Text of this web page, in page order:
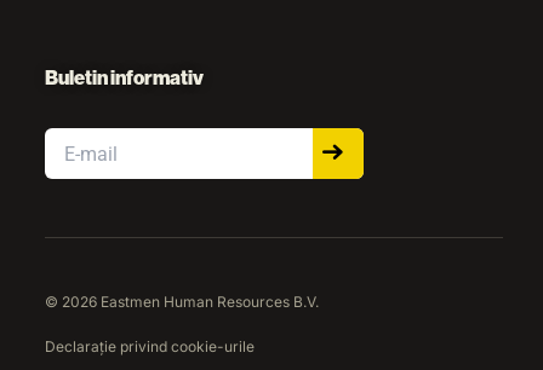
Buletin informativ
Email
© 2026 Eastmen Human Resources B.V.
Declarație privind cookie-urile